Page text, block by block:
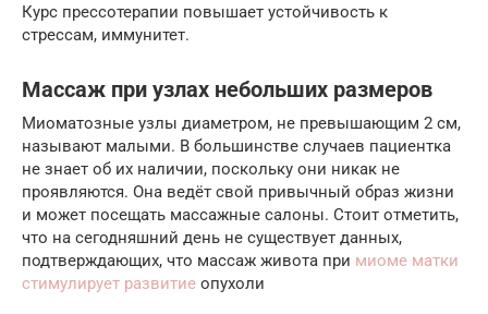
Курс прессотерапии повышает устойчивость к
стрессам, иммунитет.
Массаж при узлах небольших размеров
Миоматозные узлы диаметром, не превышающим 2 см,
называют малыми. В большинстве случаев пациентка
не знает об их наличии, поскольку они никак не
проявляются. Она ведёт свой привычный образ жизни
и может посещать массажные салоны. Стоит отметить,
что на сегодняшний день не существует данных,
подтверждающих, что массаж живота при миоме матки
стимулирует развитие опухоли